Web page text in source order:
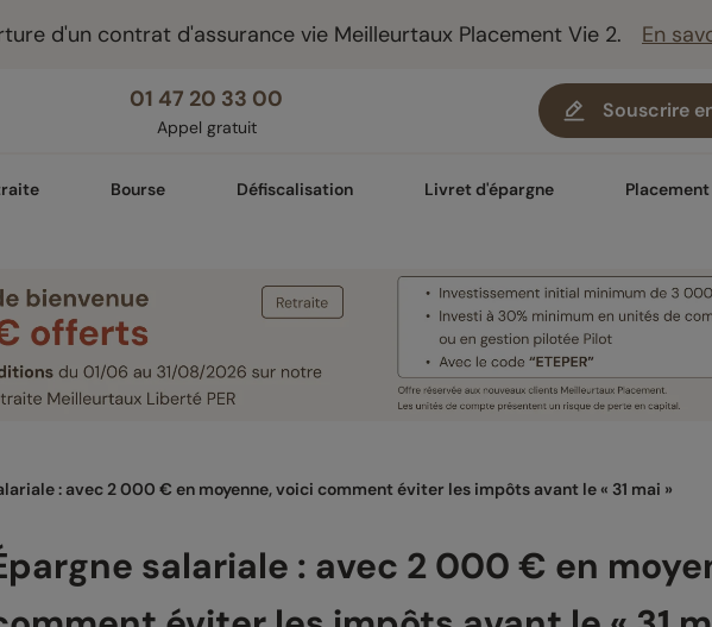
d'un contrat d'assurance vie Meilleurtaux Placement Vie 2. En
01 47 20 33 00
Appel gratuit
Souscrire
Bourse Défiscalisation Livret d'épargne
: avec 2 000 € en moyenne, voici comment éviter les impôts avant le « 31 mai »
salariale : avec 2 000 € en